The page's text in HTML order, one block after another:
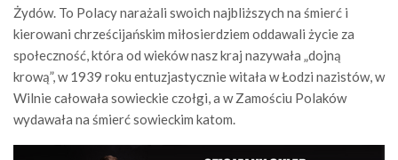
Żydów. To Polacy narażali swoich najbliższych na śmierć i
kierowani chrześcijańskim miłosierdziem oddawali życie za
społeczność, która od wieków nasz kraj nazywała „dojną
krową”, w 1939 roku entuzjastycznie witała w Łodzi nazistów, w
Wilnie całowała sowieckie czołgi, a w Zamościu Polaków
wydawała na śmierć sowieckim katom.